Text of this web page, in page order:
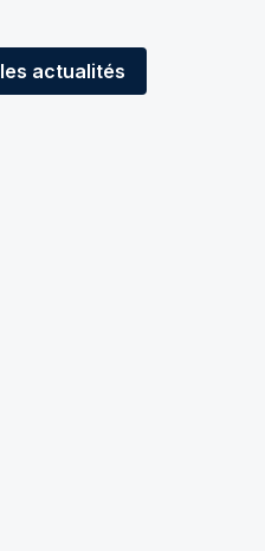
les actualités